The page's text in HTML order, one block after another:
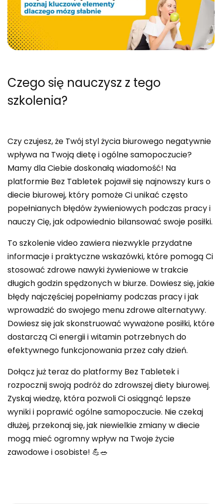
Czego się nauczysz z tego
szkolenia?
Czy czujesz, że Twój styl życia biurowego negatywnie
wpływa na Twoją dietę i ogólne samopoczucie?
Mamy dla Ciebie doskonałą wiadomość! Na
platformie Bez Tabletek pojawił się najnowszy kurs o
diecie biurowej, który pomoże Ci unikać często
popełnianych błędów żywieniowych podczas pracy i
nauczy Cię, jak odpowiednio bilansować swoje posiłki.
To szkolenie video zawiera niezwykle przydatne
informacje i praktyczne wskazówki, które pomogą Ci
stosować zdrowe nawyki żywieniowe w trakcie
długich godzin spędzonych w biurze. Dowiesz się, jakie
błędy najczęściej popełniamy podczas pracy i jak
wprowadzić do swojego menu zdrowe alternatywy.
Dowiesz się jak skonstruować wyważone posiłki, które
dostarczą Ci energii i witamin potrzebnych do
efektywnego funkcjonowania przez cały dzień.
Dołącz już teraz do platformy Bez Tabletek i
rozpocznij swoją podróż do zdrowszej diety biurowej.
Zyskaj wiedzę, która pozwoli Ci osiągnąć lepsze
wyniki i poprawić ogólne samopoczucie. Nie czekaj
dłużej, przekonaj się, jak niewielkie zmiany w diecie
mogą mieć ogromny wpływ na Twoje życie
zawodowe i osobiste! 💪🥗